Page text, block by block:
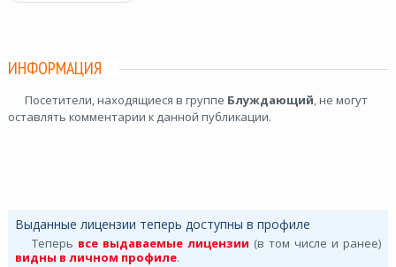
ИНФОРМАЦИЯ
Посетители, находящиеся в группе Блуждающий, не могут
оставлять комментарии к данной публикации.
Выданные лицензии теперь доступны в профиле
Теперь все выдаваемые лицензии (в том числе и ранее)
видны в личном профиле.